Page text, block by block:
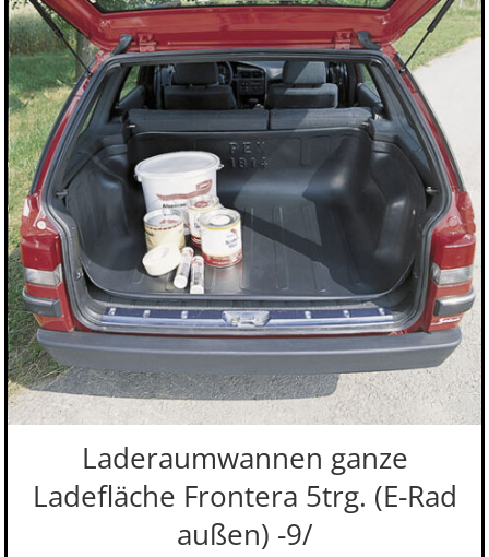
Laderaumwannen ganze
Ladefläche Frontera 5trg. (E-Rad
außen) -9/